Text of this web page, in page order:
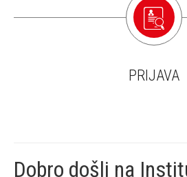
PRIJAVA
Dobro došli na